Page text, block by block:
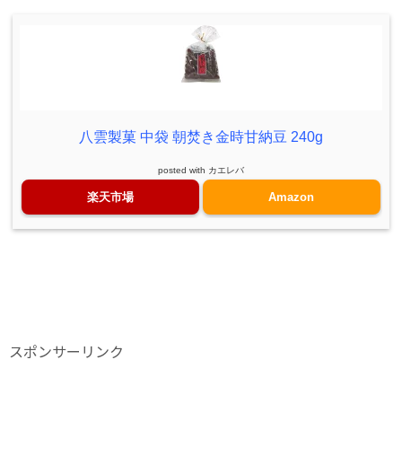
八雲製菓 中袋 朝焚き金時甘納豆 240g
posted with カエレバ
楽天市場 Amazon
スポンサーリンク